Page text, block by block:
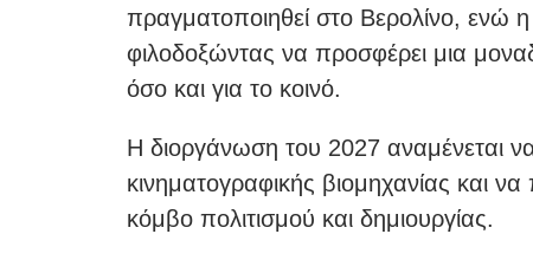
πραγματοποιηθεί στο Βερολίνο, ενώ
φιλοδοξώντας να προσφέρει μια
όσο και για το κοινό.
Η διοργάνωση του 2027 αναμένεται να
κινηματογραφικής βιομηχανίας και
κόμβο πολιτισμού και δημιουργίας.